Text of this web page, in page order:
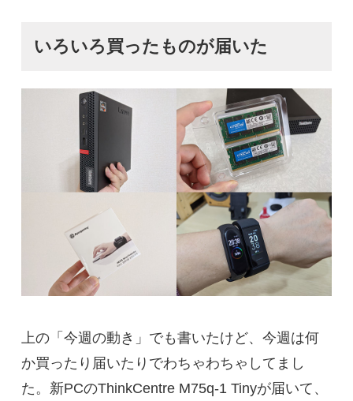
いろいろ買ったものが届いた
上の「今週の動き」でも書いたけど、今週は何
か買ったり届いたりでわちゃわちゃしてまし
た。新PCのThinkCentre M75q-1 Tinyが届いて、